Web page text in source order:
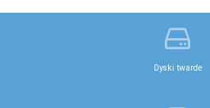
Dyski twarde